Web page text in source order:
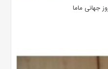
جهانی ماما